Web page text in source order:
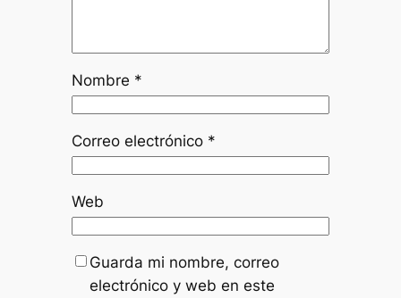
Nombre *
Correo electrónico *
Web
Guarda mi nombre, correo
electrónico y web en este